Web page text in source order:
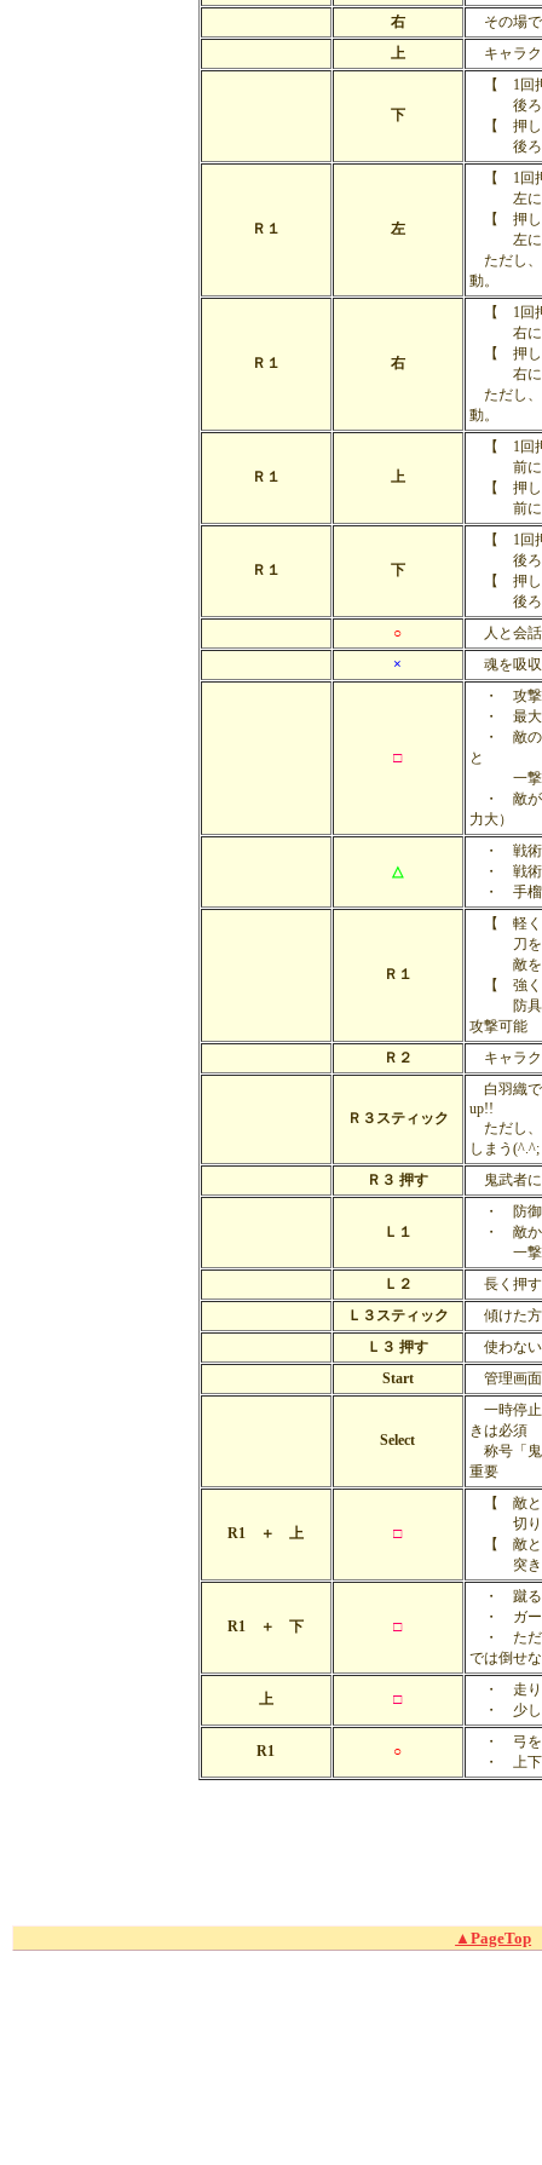
右
その場
上
キャラク
下
【 1回
後ろに
【 押し
後ろに
Ｒ１ 左
【 1回
左にす
【 押し
左にす
ただし、
動。
Ｒ１ 右
【 1回
右にす
【 押し
右にす
ただし、
動。
Ｒ１ 上
【 1回
前にす
【 押し
前にす
Ｒ１ 下
【 1回
後ろに
【 押し
後ろに
○
人と会
×
魂を吸
□
・ 攻撃
・ 最大4
・ 敵の
と
一撃必
・ 敵が
力大）
△
・ 戦術
・ 戦術
・ 手榴
Ｒ１
【 軽
刀を構
敵をロ
【 強く
防具の
攻撃可能
Ｒ２
キャラク
Ｒ３スティック
白羽織で
up!!
ただし、
しまう(^.^;
Ｒ３ 押す
鬼武者
Ｌ１
・ 防御
・ 敵か
一撃必
Ｌ２
長く押す
Ｌ３スティック
傾けた
Ｌ３ 押す
使わない
Start
管理画
Select
一時停止
きは必須
称号「鬼
重要
R1 ＋ 上 □
【 敵
切り
【 敵
突き攻
R1 ＋ 下 □
・ 蹴る
・ ガー
・ ただ
では倒せ
上 □
・ 走り
・ 少し
R1 ○
・ 弓を
・ 上下
▲PageTop